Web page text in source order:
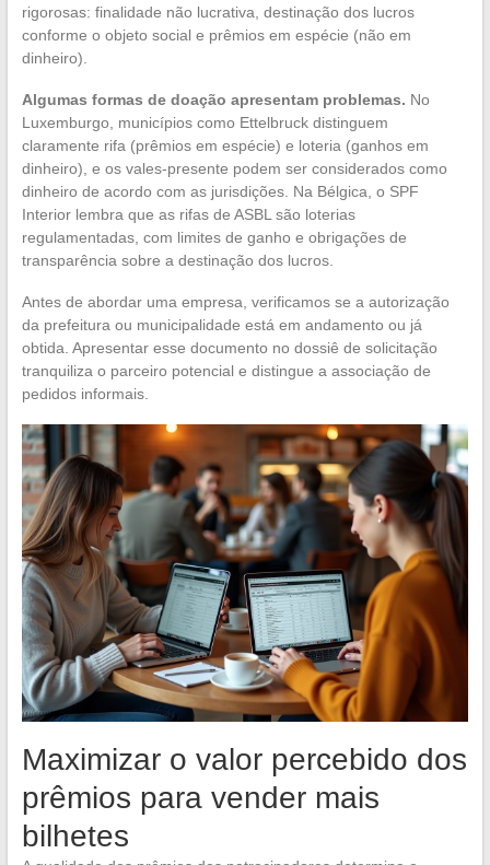
rigorosas: finalidade não lucrativa, destinação dos lucros
conforme o objeto social e prêmios em espécie (não em
dinheiro).
Algumas formas de doação apresentam problemas. No
Luxemburgo, municípios como Ettelbruck distinguem
claramente rifa (prêmios em espécie) e loteria (ganhos em
dinheiro), e os vales-presente podem ser considerados como
dinheiro de acordo com as jurisdições. Na Bélgica, o SPF
Interior lembra que as rifas de ASBL são loterias
regulamentadas, com limites de ganho e obrigações de
transparência sobre a destinação dos lucros.
Antes de abordar uma empresa, verificamos se a autorização
da prefeitura ou municipalidade está em andamento ou já
obtida. Apresentar esse documento no dossiê de solicitação
tranquiliza o parceiro potencial e distingue a associação de
pedidos informais.
Maximizar o valor percebido dos
prêmios para vender mais
bilhetes